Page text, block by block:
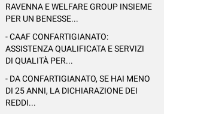
RAVENNA E WELFARE GROUP INSIEME
PER UN BENESSE...
- CAAF CONFARTIGIANATO:
ASSISTENZA QUALIFICATA E SERVIZI
DI QUALITÀ PER...
- DA CONFARTIGIANATO, SE HAI MENO
DI 25 ANNI, LA DICHIARAZIONE DEI
REDDI...